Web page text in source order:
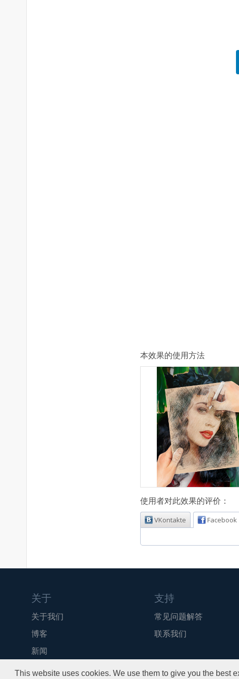
This website uses cookies. We use them to give you the best
本效果的使用方法
使用者对此效果的评价：
VKontakte Facebook
关于
关于我们
博客
新闻
API
支持
常见问题解答
联系我们